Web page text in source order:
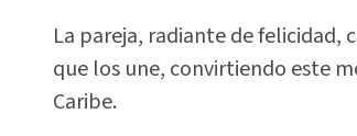
La pareja, radiante de
que los une, convirtiendo este
Caribe.